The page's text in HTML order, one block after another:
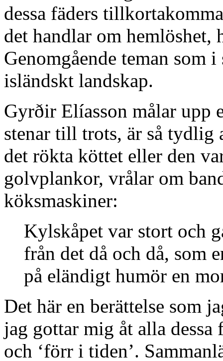
dessa fäders
det handlar om hemlöshet,
Genomgående teman
isländskt landskap.
Gyrðir Elíasson målar upp
stenar till trots, är så tydlig
det rökta köttet eller den
golvplankor, vrålar om
köksmaskiner:
Kylskåpet var stort och
från det då och då, som
på eländigt humör en
Det här en berättelse som
jag gottar mig åt alla
och ‘förr i tiden’.